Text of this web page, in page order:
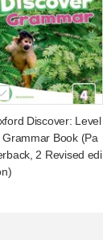
Discover: Level
Grammar Book (Pa
2 Revised edi